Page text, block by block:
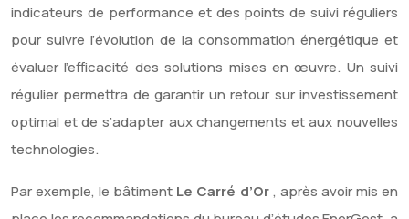
indicateurs de performance et des points de suivi réguliers
pour suivre l’évolution de la consommation énergétique et
évaluer l’efficacité des solutions mises en œuvre. Un suivi
régulier permettra de garantir un retour sur investissement
optimal et de s’adapter aux changements et aux nouvelles
technologies.
Par exemple, le bâtiment Le Carré d’Or, après avoir mis en